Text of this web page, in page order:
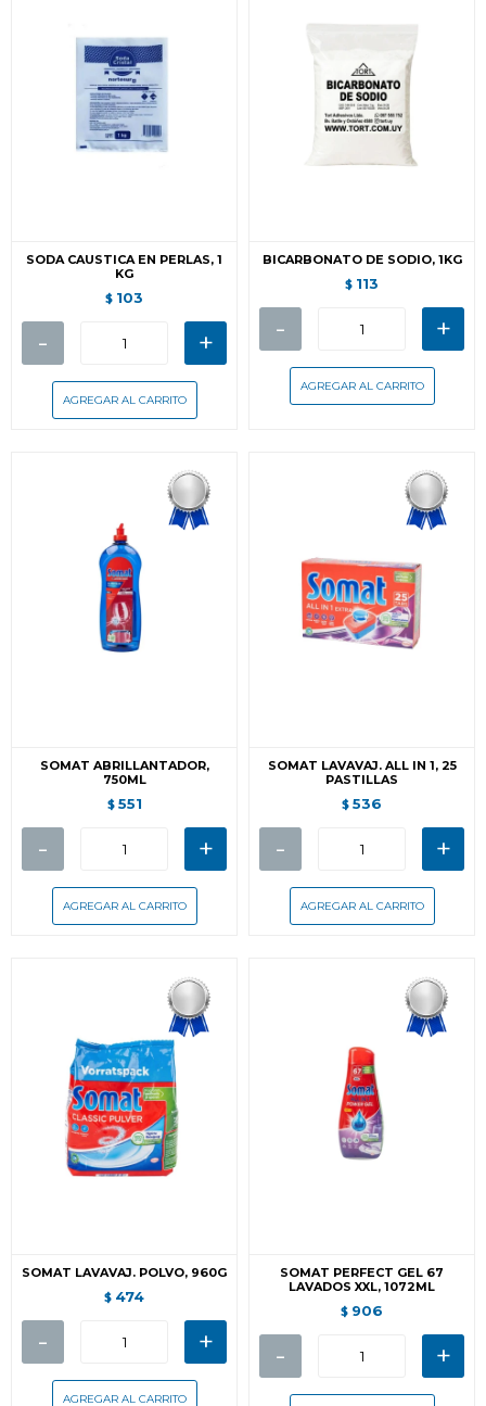
SODA CAUSTICA EN PERLAS, 1
KG
$ 103
- +
BICARBONATO DE SODIO, 1KG
$ 113
- +
SOMAT ABRILLANTADOR,
750ML
$ 551
- +
SOMAT LAVAVAJ. ALL IN 1, 25
PASTILLAS
$ 536
- +
SOMAT LAVAVAJ. POLVO, 960G
$ 474
- +
SOMAT PERFECT GEL 67
LAVADOS XXL, 1072ML
$ 906
- +